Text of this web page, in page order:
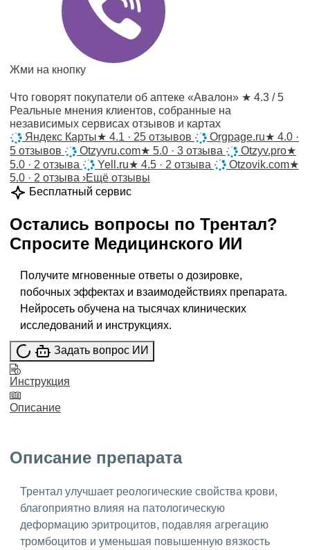
Жми на кнопку
Что говорят покупатели об аптеке «Авалон» ★ 4.3 / 5
Реальные мнения клиентов, собранные на
независимых сервисах отзывов и картах
Яндекс Карты★ 4.1 · 25 отзывов Orgpage.ru★ 4.0 ·
5 отзывов
Otzyvru.com★ 5.0 · 3 отзыва Otzyv.pro★
5.0 · 2 отзыва
Yell.ru★ 4.5 · 2 отзыва Otzovik.com★
5.0 · 2 отзыва ›Ещё отзывы
Бесплатный сервис
Остались вопросы по Трентал?
Спросите Медицинского ИИ
Получите мгновенные ответы о дозировке,
побочных эффектах и взаимодействиях препарата.
Нейросеть обучена на тысячах клинических
исследований и инструкциях.
Задать вопрос ИИ
Инструкция
Описание
Описание препарата
Трентал улучшает реологические свойства крови,
благоприятно влияя на патологическую
деформацию эритроцитов, подавляя агрегацию
тромбоцитов и уменьшая повышенную вязкость